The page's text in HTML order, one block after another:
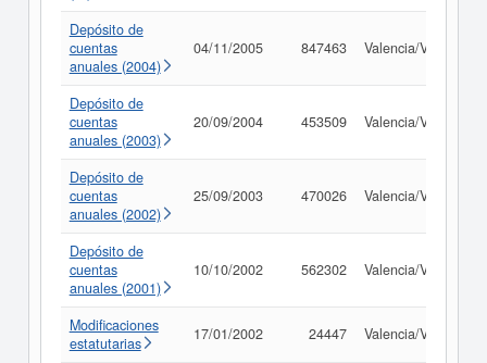
Depósito de
cuentas
anuales (2004)
04/11/2005 847463 Valencia/València
Depósito de
cuentas
anuales (2003)
20/09/2004 453509 Valencia/València
Depósito de
cuentas
anuales (2002)
25/09/2003 470026 Valencia/València
Depósito de
cuentas
anuales (2001)
10/10/2002 562302 Valencia/València
Modificaciones
estatutarias
17/01/2002 24447 Valencia/València